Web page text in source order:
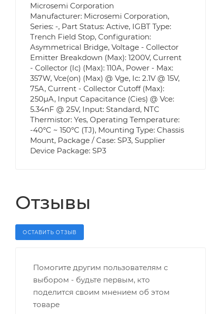
Microsemi Corporation
Manufacturer: Microsemi Corporation,
Series: -, Part Status: Active, IGBT Type:
Trench Field Stop, Configuration:
Asymmetrical Bridge, Voltage - Collector
Emitter Breakdown (Max): 1200V, Current
- Collector (Ic) (Max): 110A, Power - Max:
357W, Vce(on) (Max) @ Vge, Ic: 2.1V @ 15V,
75A, Current - Collector Cutoff (Max):
250µA, Input Capacitance (Cies) @ Vce:
5.34nF @ 25V, Input: Standard, NTC
Thermistor: Yes, Operating Temperature:
-40°C ~ 150°C (TJ), Mounting Type: Chassis
Mount, Package / Case: SP3, Supplier
Device Package: SP3
Отзывы
ОСТАВИТЬ ОТЗЫВ
Помогите другим пользователям с
выбором - будьте первым, кто
поделится своим мнением об этом
товаре